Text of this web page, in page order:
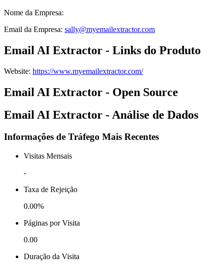
Nome da Empresa:
Email da Empresa: sally@myemailextractor.com
Email AI Extractor - Links do Produto
Website: https://www.myemailextractor.com/
Email AI Extractor - Open Source
Email AI Extractor - Análise de Dados
Informações de Tráfego Mais Recentes
Visitas Mensais
-
Taxa de Rejeição
0.00%
Páginas por Visita
0.00
Duração da Visita